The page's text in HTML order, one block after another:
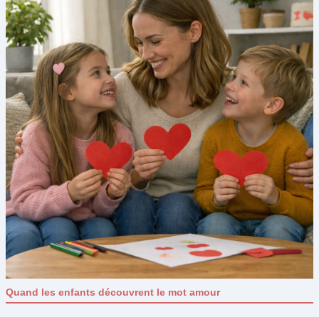
Quand les enfants découvrent le mot amour